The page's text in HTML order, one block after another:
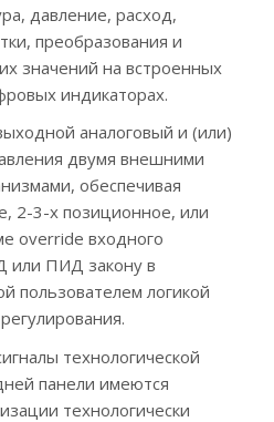
давление, расход,
преобразования и
значений на встроенных
индикаторах.
аналоговый и (или)
двумя внешними
обеспечивая
2-3-х позиционное, или
override входного
или ПИД закону в
пользователем логикой
технологической
панели имеются
технологически